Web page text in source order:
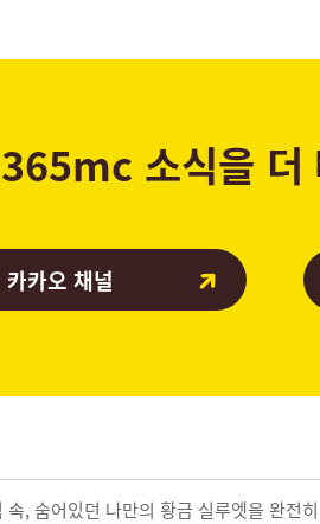
365mc 소식을 더
카오 채널
속, 숨어있던 나만의 황금 실루엣을 완전